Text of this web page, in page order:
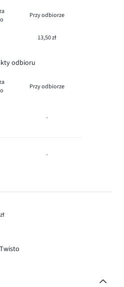
Przy odbiorze
13,50 zł
odbioru
Przy odbiorze
-
-